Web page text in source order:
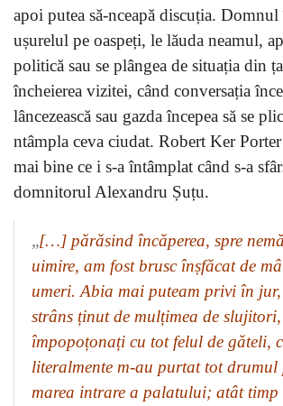
apoi putea să-nceapă discuția.
ușurelul pe oaspeți, le lăuda neamul,
politică sau se plângea de situația din
încheierea vizitei, când conversația
lâncezească sau gazda începea să se
ntâmpla ceva ciudat. Robert Ker Porter
mai bine ce i s-a întâmplat când s-a
domnitorul Alexandru Șuțu.
„[…] părăsind încăperea, spre
uimire, am fost brusc înșfăcat de
umeri. Abia mai puteam privi în
strâns ținut de mulțimea de slujitori,
împopoțonați cu tot felul de găteli,
literalmente m-au purtat tot drumul
marea intrare a palatului; atât timp